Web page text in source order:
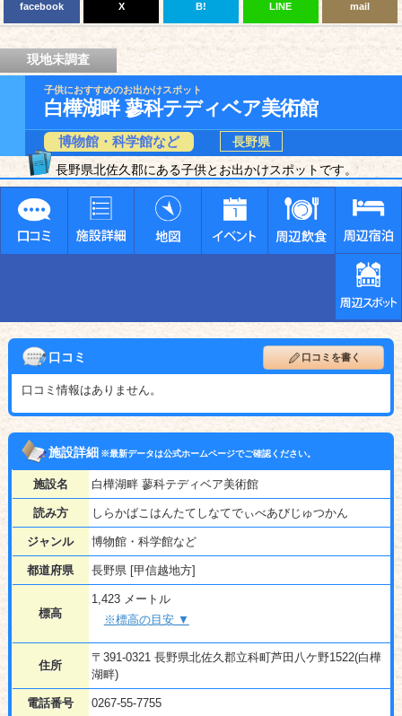
facebook X B! LINE mail
現地未調査
子供におすすめのお出かけスポット
白樺湖畔 蓼科テディベア美術館
博物館・科学館など
長野県
長野県北佐久郡にある子供とお出かけスポットです。
口コミ 口コミを書く
口コミ情報はありません。
施設詳細※最新データは公式ホームページでご確認ください。
施設名 白樺湖畔 蓼科テディベア美術館
読み方 しらかばこはんたてしなてでぃべあびじゅつかん
ジャンル 博物館・科学館など
都道府県 長野県 [甲信越地方]
標高
1,423 メートル
※標高の目安 ▼
住所
〒391-0321 長野県北佐久郡立科町芦田八ケ野1522(白樺
湖畔)
電話番号
0267-55-7755